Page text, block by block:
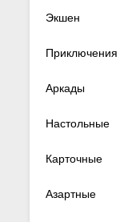
Экшен
Приключения
Аркады
Настольные
Карточные
Азартные